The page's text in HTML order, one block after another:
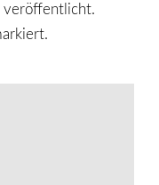
veröffentlicht.